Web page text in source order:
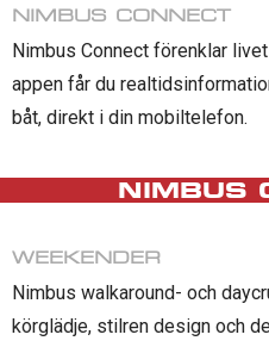
NIMBUS CONNECT
Nimbus Connect förenklar
appen får du
båt, direkt i din mobiltelefon.
NIMBUS
WEEKENDER
Nimbus walkaround- och
körglädje, stilren design och